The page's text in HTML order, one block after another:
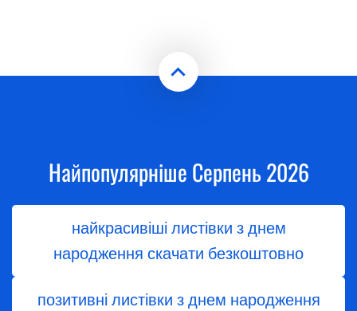
Найпопулярніше Серпень 2026
найкрасивіші листівки з днем
народження скачати безкоштовно
позитивні листівки з днем народження